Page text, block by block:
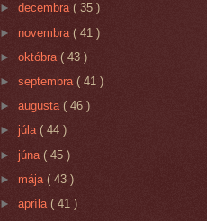
►decembra( 35 )
►novembra( 41 )
►októbra( 43 )
►septembra( 41 )
►augusta( 46 )
►júla( 44 )
►júna( 45 )
► mája( 43 )
►apríla( 41 )